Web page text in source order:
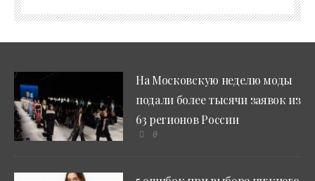
На Московскую неделю моды
подали более тысячи заявок из
63 регионов России
0